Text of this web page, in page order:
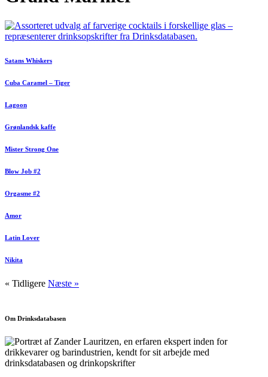
Satans Whiskers
Cuba Caramel – Tiger
Lagoon
Grønlandsk kaffe
Mister Strong One
Blow Job #2
Orgasme #2
Amor
Latin Lover
Nikita
« Tidligere Næste »
Om Drinksdatabasen